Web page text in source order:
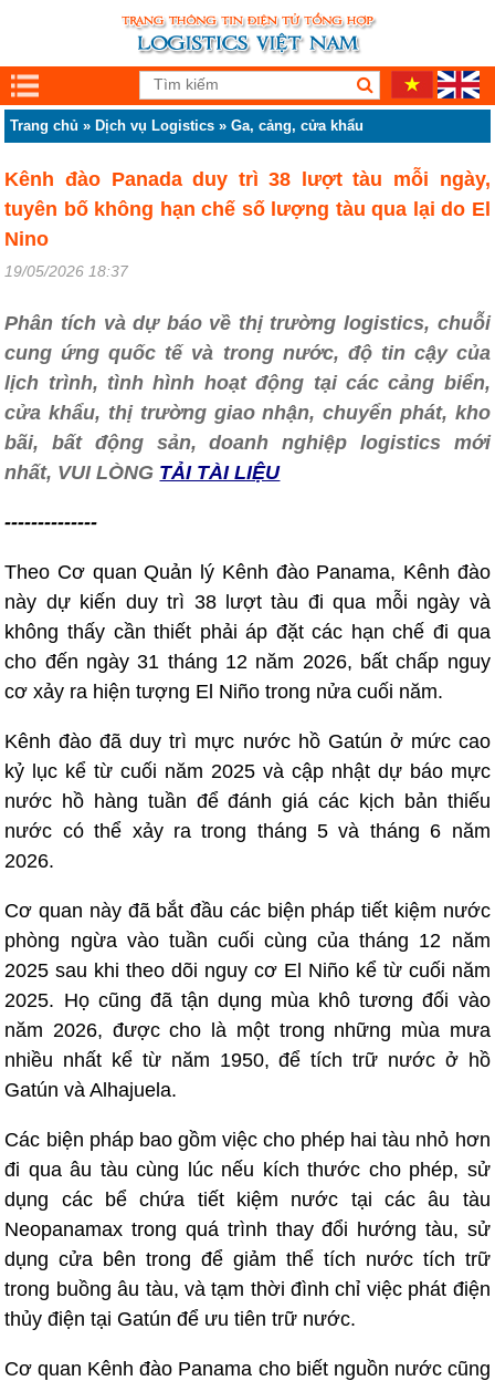
Trang chủ » Dịch vụ Logistics »Ga, cảng, cửa khẩu
Kênh đào Panada duy trì 38 lượt tàu mỗi ngày,
tuyên bố không hạn chế số lượng tàu qua lại do El
Nino
19/05/2026 18:37
Phân tích và dự báo về thị trường logistics, chuỗi
cung ứng quốc tế và trong nước, độ tin cậy của
lịch trình, tình hình hoạt động tại các cảng biển,
cửa khẩu, thị trường giao nhận, chuyển phát, kho
bãi, bất động sản, doanh nghiệp logistics mới
nhất, VUI LÒNG TẢI TÀI LIỆU
--------------
Theo Cơ quan Quản lý Kênh đào Panama, Kênh đào
này dự kiến ​​duy trì 38 lượt tàu đi qua mỗi ngày và
không thấy cần thiết phải áp đặt các hạn chế đi qua
cho đến ngày 31 tháng 12 năm 2026, bất chấp nguy
cơ xảy ra hiện tượng El Niño trong nửa cuối năm.
Kênh đào đã duy trì mực nước hồ Gatún ở mức cao
kỷ lục kể từ cuối năm 2025 và cập nhật dự báo mực
nước hồ hàng tuần để đánh giá các kịch bản thiếu
nước có thể xảy ra trong tháng 5 và tháng 6 năm
2026.
Cơ quan này đã bắt đầu các biện pháp tiết kiệm nước
phòng ngừa vào tuần cuối cùng của tháng 12 năm
2025 sau khi theo dõi nguy cơ El Niño kể từ cuối năm
2025. Họ cũng đã tận dụng mùa khô tương đối vào
năm 2026, được cho là một trong những mùa mưa
nhiều nhất kể từ năm 1950, để tích trữ nước ở hồ
Gatún và Alhajuela.
Các biện pháp bao gồm việc cho phép hai tàu nhỏ hơn
đi qua âu tàu cùng lúc nếu kích thước cho phép, sử
dụng các bể chứa tiết kiệm nước tại các âu tàu
Neopanamax trong quá trình thay đổi hướng tàu, sử
dụng cửa bên trong để giảm thể tích nước tích trữ
trong buồng âu tàu, và tạm thời đình chỉ việc phát điện
thủy điện tại Gatún để ưu tiên trữ nước.
Cơ quan Kênh đào Panama cho biết nguồn nước cũng